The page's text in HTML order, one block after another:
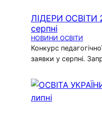
ЛІДЕРИ ОСВІТИ
серпні
НОВИНИ ОСВІТИ
Конкурс
заявки у серпні.